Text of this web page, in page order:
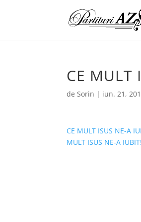
CE MULT
deSorin | iun. 21,
CE MULT ISUS NE-A
MULT ISUS NE-A